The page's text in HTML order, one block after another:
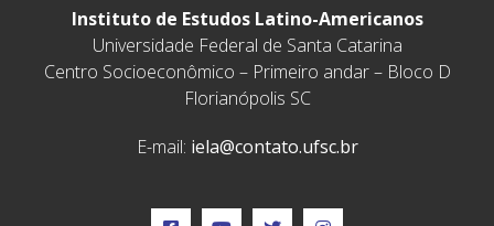
Instituto de Estudos Latino-Americanos
Universidade Federal de Santa Catarina
Centro Socioeconômico – Primeiro andar – Bloco D
Florianópolis SC
E-mail: iela@contato.ufsc.br